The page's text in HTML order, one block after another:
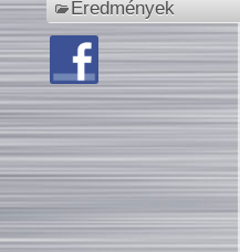
Eredmények